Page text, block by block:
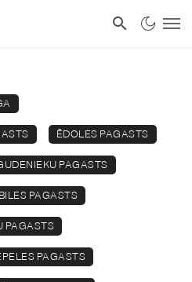
ĒDOLES PAGASTS
PAGASTS
PAGASTS
PAGASTS
PAGASTS